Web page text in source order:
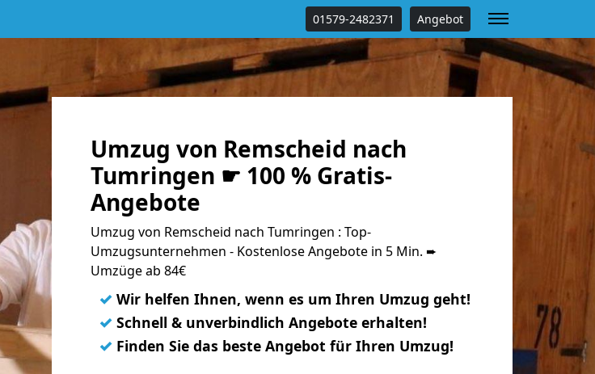
01579-2482371 Angebot
Umzug von Remscheid nach
Tumringen ☛ 100 % Gratis-
Angebote
Umzug von Remscheid nach Tumringen : Top-
Umzugsunternehmen - Kostenlose Angebote in 5 Min. ➨
Umzüge ab 84€
✓ Wir helfen Ihnen, wenn es um Ihren Umzug geht!
✓ Schnell & unverbindlich Angebote erhalten!
✓ Finden Sie das beste Angebot für Ihren Umzug!